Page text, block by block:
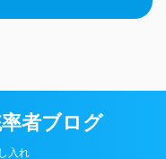
者ブログ
入れ